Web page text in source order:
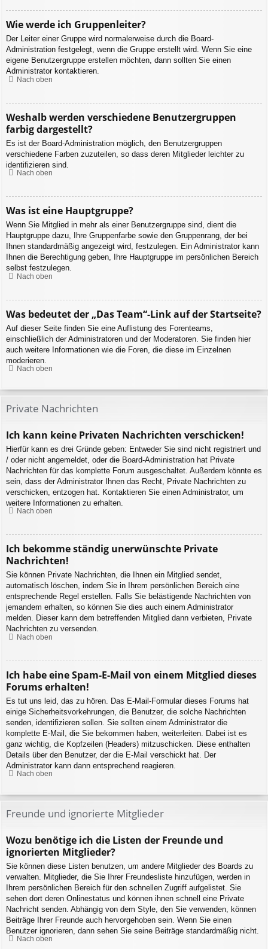
Wie werde ich Gruppenleiter?
Der Leiter einer Gruppe wird normalerweise durch die Board-
Administration festgelegt, wenn die Gruppe erstellt wird. Wenn Sie eine
eigene Benutzergruppe erstellen möchten, dann sollten Sie einen
Administrator kontaktieren.
Nach oben
Weshalb werden verschiedene Benutzergruppen
farbig dargestellt?
Es ist der Board-Administration möglich, den Benutzergruppen
verschiedene Farben zuzuteilen, so dass deren Mitglieder leichter zu
identifizieren sind.
Nach oben
Was ist eine Hauptgruppe?
Wenn Sie Mitglied in mehr als einer Benutzergruppe sind, dient die
Hauptgruppe dazu, Ihre Gruppenfarbe sowie den Gruppenrang, der bei
Ihnen standardmäßig angezeigt wird, festzulegen. Ein Administrator kann
Ihnen die Berechtigung geben, Ihre Hauptgruppe im persönlichen Bereich
selbst festzulegen.
Nach oben
Was bedeutet der „Das Team“-Link auf der Startseite?
Auf dieser Seite finden Sie eine Auflistung des Forenteams,
einschließlich der Administratoren und der Moderatoren. Sie finden hier
auch weitere Informationen wie die Foren, die diese im Einzelnen
moderieren.
Nach oben
Private Nachrichten
Ich kann keine Privaten Nachrichten verschicken!
Hierfür kann es drei Gründe geben: Entweder Sie sind nicht registriert und
/ oder nicht angemeldet, oder die Board-Administration hat Private
Nachrichten für das komplette Forum ausgeschaltet. Außerdem könnte es
sein, dass der Administrator Ihnen das Recht, Private Nachrichten zu
verschicken, entzogen hat. Kontaktieren Sie einen Administrator, um
weitere Informationen zu erhalten.
Nach oben
Ich bekomme ständig unerwünschte Private
Nachrichten!
Sie können Private Nachrichten, die Ihnen ein Mitglied sendet,
automatisch löschen, indem Sie in Ihrem persönlichen Bereich eine
entsprechende Regel erstellen. Falls Sie belästigende Nachrichten von
jemandem erhalten, so können Sie dies auch einem Administrator
melden. Dieser kann dem betreffenden Mitglied dann verbieten, Private
Nachrichten zu versenden.
Nach oben
Ich habe eine Spam-E-Mail von einem Mitglied dieses
Forums erhalten!
Es tut uns leid, das zu hören. Das E-Mail-Formular dieses Forums hat
einige Sicherheitsvorkehrungen, die Benutzer, die solche Nachrichten
senden, identifizieren sollen. Sie sollten einem Administrator die
komplette E-Mail, die Sie bekommen haben, weiterleiten. Dabei ist es
ganz wichtig, die Kopfzeilen (Headers) mitzuschicken. Diese enthalten
Details über den Benutzer, der die E-Mail verschickt hat. Der
Administrator kann dann entsprechend reagieren.
Nach oben
Freunde und ignorierte Mitglieder
Wozu benötige ich die Listen der Freunde und
ignorierten Mitglieder?
Sie können diese Listen benutzen, um andere Mitglieder des Boards zu
verwalten. Mitglieder, die Sie Ihrer Freundesliste hinzufügen, werden in
Ihrem persönlichen Bereich für den schnellen Zugriff aufgelistet. Sie
sehen dort deren Onlinestatus und können ihnen schnell eine Private
Nachricht senden. Abhängig von dem Style, den Sie verwenden, können
Beiträge Ihrer Freunde auch hervorgehoben sein. Wenn Sie einen
Benutzer ignorieren, dann sehen Sie seine Beiträge standardmäßig nicht.
Nach oben